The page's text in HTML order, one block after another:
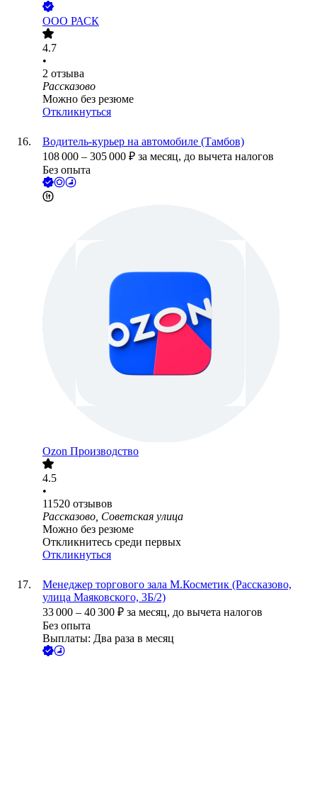
ООО РАСК
4.7
•
2 отзыва
Рассказово
Можно без резюме
Откликнуться
Водитель-курьер на автомобиле (Тамбов)
108 000 – 305 000 ₽ за месяц, до вычета налогов
Без опыта
Ozon Производство
4.5
•
11520 отзывов
Рассказово, Советская улица
Можно без резюме
Откликнитесь среди первых
Откликнуться
Менеджер торгового зала М.Косметик (Рассказово,
улица Маяковского, 3Б/2)
33 000 – 40 300 ₽ за месяц, до вычета налогов
Без опыта
Выплаты: Два раза в месяц